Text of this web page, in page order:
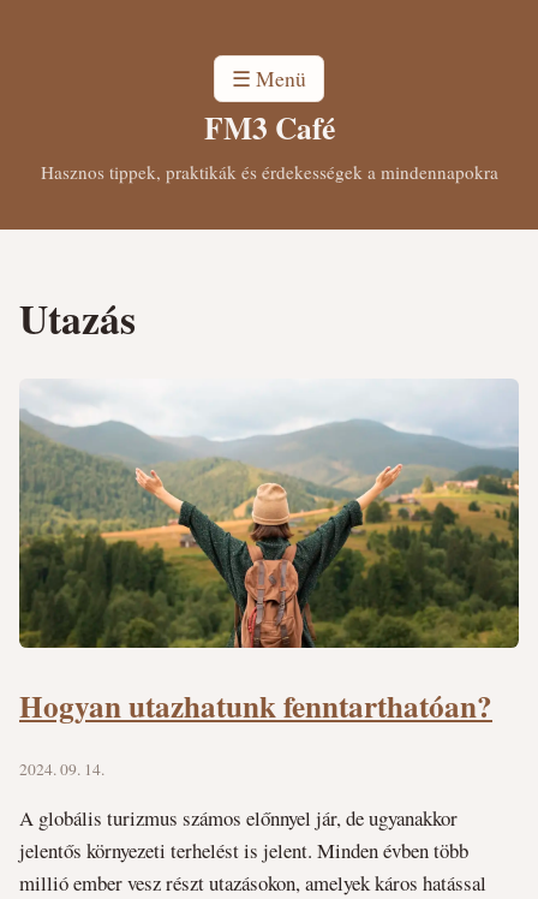
☰ Menü
FM3 Café
Hasznos tippek, praktikák és érdekességek a mindennapokra
Utazás
Hogyan utazhatunk fenntarthatóan?
2024. 09. 14.
A globális turizmus számos előnnyel jár, de ugyanakkor
jelentős környezeti terhelést is jelent. Minden évben több
millió ember vesz részt utazásokon, amelyek káros hatással